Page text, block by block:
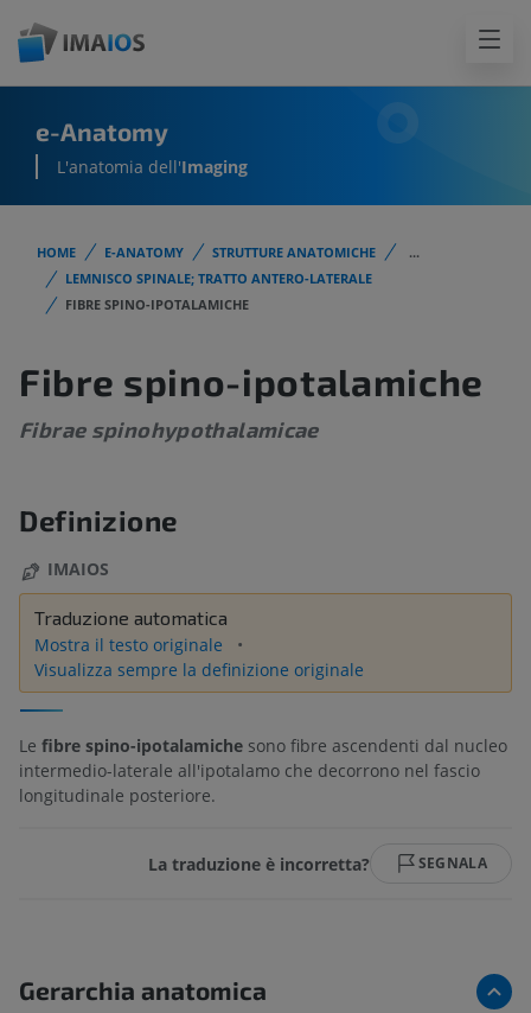
e-Anatomy
L'anatomia dell'Imaging
HOME E-ANATOMY STRUTTURE ANATOMICHE
...
LEMNISCO SPINALE; TRATTO ANTERO-LATERALE
FIBRE SPINO-IPOTALAMICHE
Fibre spino-ipotalamiche
Fibrae spinohypothalamicae
Definizione
IMAIOS
Traduzione automatica
Mostra il testo originale
Visualizza sempre la definizione originale
Le fibre spino-ipotalamiche sono fibre ascendenti dal nucleo
intermedio-laterale all'ipotalamo che decorrono nel fascio
longitudinale posteriore.
La traduzione è incorretta? SEGNALA
Gerarchia anatomica